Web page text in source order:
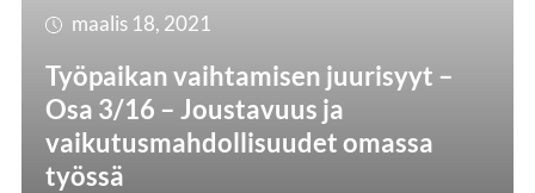
maalis 18, 2021
Työpaikan vaihtamisen juurisyyt –
Osa 3/16 – Joustavuus ja
vaikutusmahdollisuudet omassa
työssä